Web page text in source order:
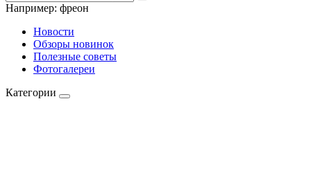
Например: фреон
Новости
Обзоры новинок
Полезные советы
Фотогалереи
Категории